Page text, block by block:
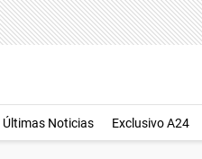
Últimas Noticias Exclusivo A24